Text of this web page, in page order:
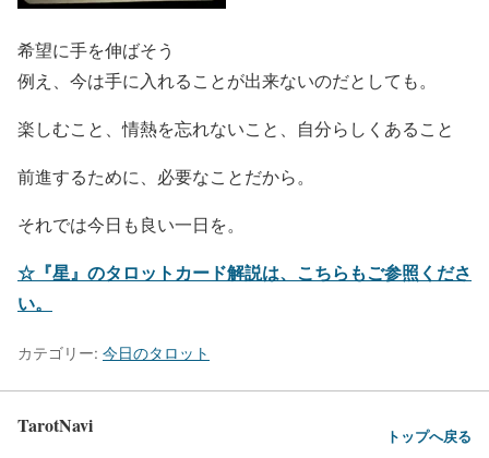
希望に手を伸ばそう
例え、今は手に入れることが出来ないのだとしても。
楽しむこと、情熱を忘れないこと、自分らしくあること
前進するために、必要なことだから。
それでは今日も良い一日を。
☆『星』のタロットカード解説は、こちらもご参照くださ
い。
カテゴリー: 今日のタロット
TarotNavi トップへ戻る